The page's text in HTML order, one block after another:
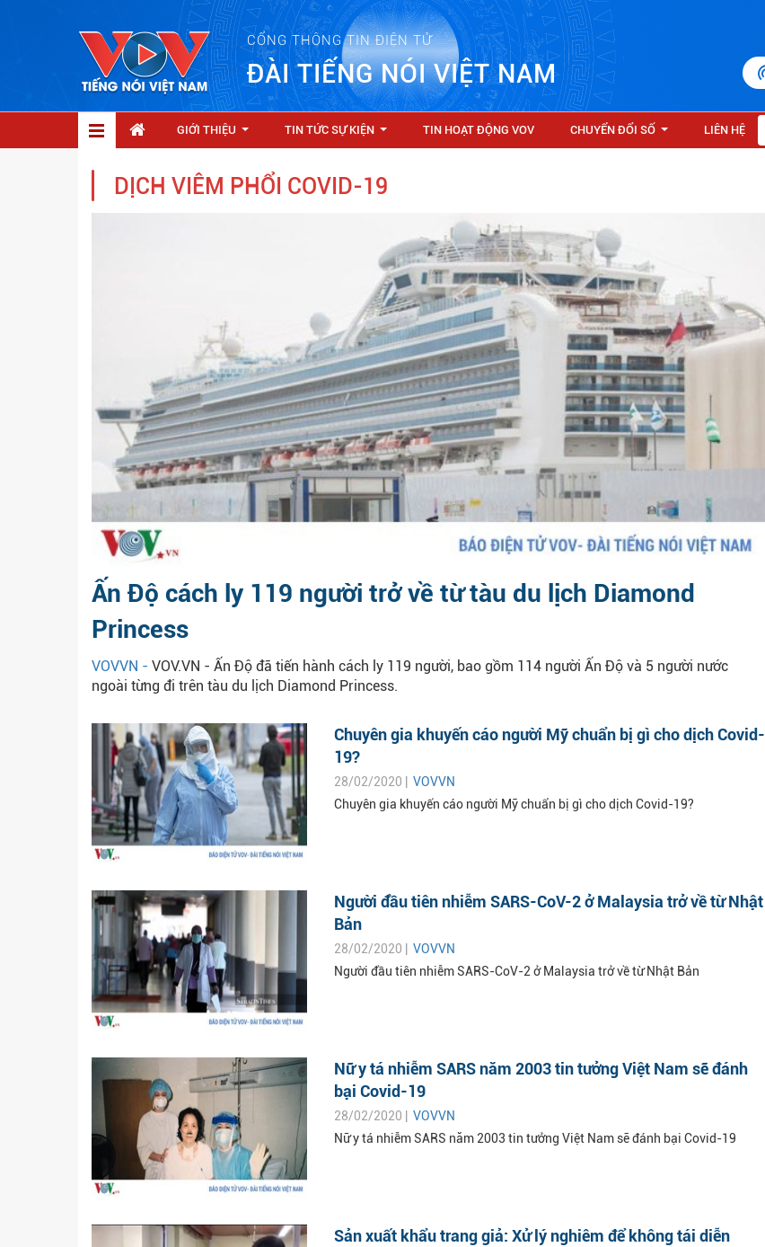
CỔNG THÔNG TIN ĐIỆN TỬ
ĐÀI TIẾNG NÓI VIỆT NAM
GIỚI THIỆU TIN TỨC SỰ KIỆN TIN HOẠT ĐỘNG VOV CHUYỂN ĐỔI SỐ LIÊN HỆ
DỊCH VIÊM PHỔI COVID-19
Ấn Độ cách ly 119 người trở về từ tàu du lịch Diamond
Princess
VOVVN - VOV.VN - Ấn Độ đã tiến hành cách ly 119 người, bao gồm 114 người Ấn Độ và 5 người nước
ngoài từng đi trên tàu du lịch Diamond Princess.
Chuyên gia khuyến cáo người Mỹ chuẩn bị gì cho dịch Covid-
19?
28/02/2020 | VOVVN
Chuyên gia khuyến cáo người Mỹ chuẩn bị gì cho dịch Covid-19?
Người đầu tiên nhiễm SARS-CoV-2 ở Malaysia trở về từ Nhật
Bản
28/02/2020 | VOVVN
Người đầu tiên nhiễm SARS-CoV-2 ở Malaysia trở về từ Nhật Bản
Nữ y tá nhiễm SARS năm 2003 tin tưởng Việt Nam sẽ đánh
bại Covid-19
28/02/2020 | VOVVN
Nữ y tá nhiễm SARS năm 2003 tin tưởng Việt Nam sẽ đánh bại Covid-19
Sản xuất khẩu trang giả: Xử lý nghiêm để không tái diễn